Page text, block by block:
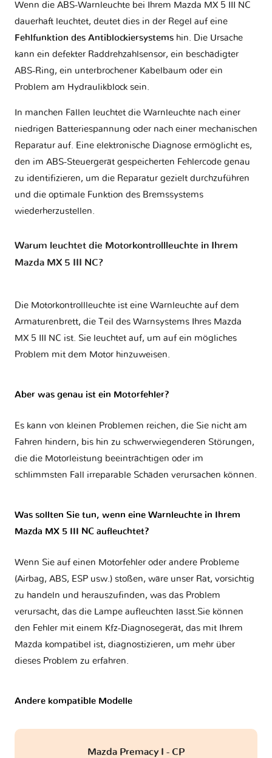
Wenn die ABS-Warnleuchte bei Ihrem Mazda MX 5 III NC
dauerhaft leuchtet, deutet dies in der Regel auf eine
Fehlfunktion des Antiblockiersystems hin. Die Ursache
kann ein defekter Raddrehzahlsensor, ein beschädigter
ABS-Ring, ein unterbrochener Kabelbaum oder ein
Problem am Hydraulikblock sein.
In manchen Fällen leuchtet die Warnleuchte nach einer
niedrigen Batteriespannung oder nach einer mechanischen
Reparatur auf. Eine elektronische Diagnose ermöglicht es,
den im ABS-Steuergerät gespeicherten Fehlercode genau
zu identifizieren, um die Reparatur gezielt durchzuführen
und die optimale Funktion des Bremssystems
wiederherzustellen.
Warum leuchtet die Motorkontrollleuchte in Ihrem
Mazda MX 5 III NC?
Die Motorkontrollleuchte ist eine Warnleuchte auf dem
Armaturenbrett, die Teil des Warnsystems Ihres Mazda
MX 5 III NC ist. Sie leuchtet auf, um auf ein mögliches
Problem mit dem Motor hinzuweisen.
Aber was genau ist ein Motorfehler?
Es kann von kleinen Problemen reichen, die Sie nicht am
Fahren hindern, bis hin zu schwerwiegenderen Störungen,
die die Motorleistung beeinträchtigen oder im
schlimmsten Fall irreparable Schäden verursachen können.
Was sollten Sie tun, wenn eine Warnleuchte in Ihrem
Mazda MX 5 III NC aufleuchtet?
Wenn Sie auf einen Motorfehler oder andere Probleme
(Airbag, ABS, ESP usw.) stoßen, wäre unser Rat, vorsichtig
zu handeln und herauszufinden, was das Problem
verursacht, das die Lampe aufleuchten lässt.Sie können
den Fehler mit einem Kfz-Diagnosegerät, das mit Ihrem
Mazda kompatibel ist, diagnostizieren, um mehr über
dieses Problem zu erfahren.
Andere kompatible Modelle
Mazda Premacy I - CP